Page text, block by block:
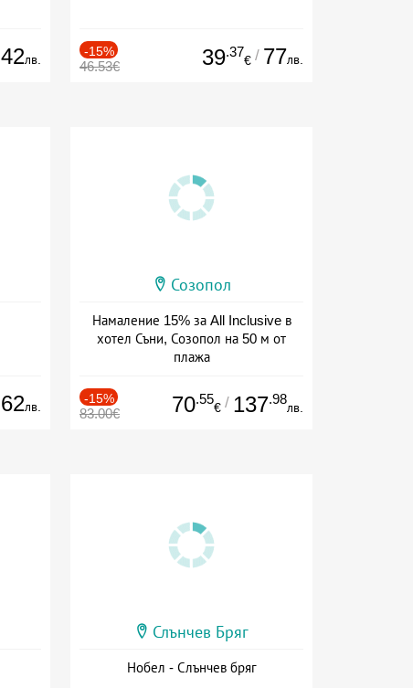
42лв.
-15%
46.53€ 39.37
€ / 77лв.
62лв.
Созопол
Намаление 15% за All Inclusive в
хотел Съни, Созопол на 50 м от
плажа
-15%
83.00€ 70.55
€ / 137.98
лв.
Слънчев Бряг
Нобел - Слънчев бряг